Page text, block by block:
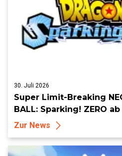
30. Juli 2026
Super Limit-Breaking
BALL: Sparking! ZERO
Zur News